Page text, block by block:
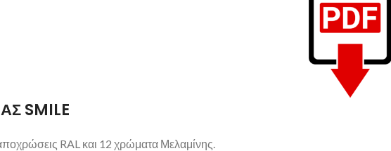
SMILE
RAL και 12 χρώματα Μελαμίνης.